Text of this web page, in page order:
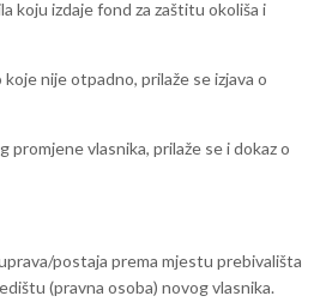
koju izdaje fond za zaštitu okoliša i
nije otpadno, prilaže se izjava o
promjene vlasnika, prilaže se i dokaz o
postaja prema mjestu prebivališta
(pravna osoba) novog vlasnika.